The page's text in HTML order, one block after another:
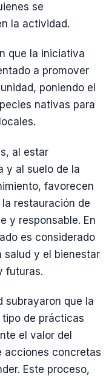
se
la actividad.
que la iniciativa
a promover
poniendo el
nativas para
al estar
y al suelo de la
favorecen
restauración de
y responsable. En
es considerado
salud y el bienestar
futuras.
subrayaron que la
de prácticas
el valor del
acciones concretas
Este proceso,